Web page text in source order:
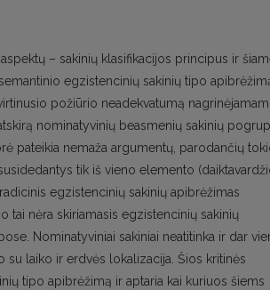
– sakinių klasifikacijos principus ir
egzistencinių sakinių tipo
požiūrio neadekvatumą nagrinėjamam
nominatyvinių beasmenių sakinių
pateikia nemaža argumentų, parodančių
tik iš vieno elemento
egzistencinių sakinių apibrėžimas
tai nėra skiriamasis egzistencinių sakinių
Nominatyviniai sakiniai neatitinka ir dar
laiko ir erdvės lokalizacija. Šios kritinės
tipo apibrėžimą ir aptaria kai kuriuos šiems